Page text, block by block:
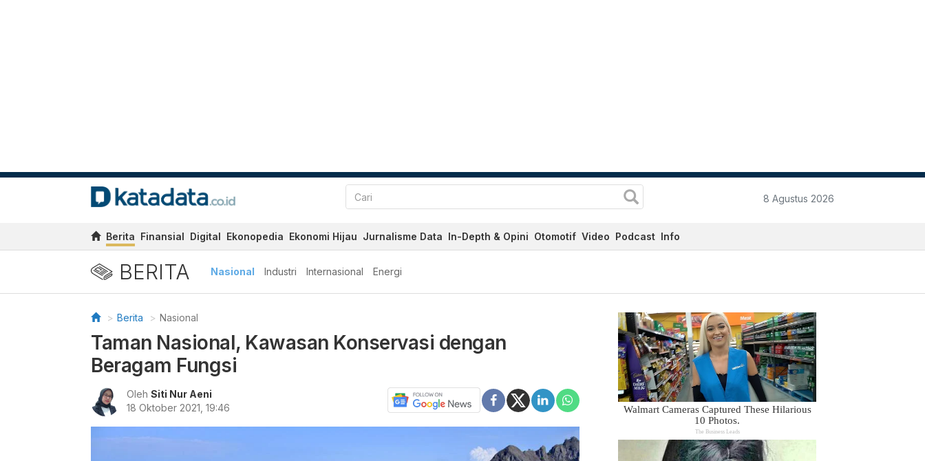
8 Agustus 2026
Berita Finansial Digital Ekonopedia Ekonomi Hijau Jurnalisme Data In-Depth & Opini Otomotif Video Podcast Info
BERITA Nasional Industri Internasional Energi
Berita Nasional
Taman Nasional, Kawasan Konservasi dengan
Beragam Fungsi
Oleh Siti Nur Aeni
18 Oktober 2021, 19:46